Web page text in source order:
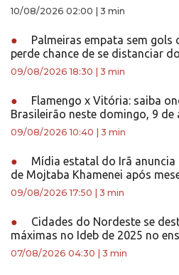
10/08/2026 02:00 3 min
●
Palmeiras empata sem gols
perde chance de se distanciar
09/08/2026 18:30 3 min
●
Flamengo x Vitória: saiba
Brasileirão neste domingo, 9 de
09/08/2026 10:40 3 min
●
Mídia estatal do Irã anuncia
de Mojtaba Khamenei após
09/08/2026 17:50 3 min
●
Cidades do Nordeste se
máximas no Ideb de 2025 no
07/08/2026 04:30 3 min